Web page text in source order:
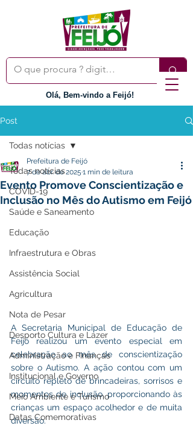
Olá, Bem-vindo a Feijó!
Post
Todas notícias
COVID-19
Saúde e Saneamento
Educação
Infraestrutura e Obras
Assistência Social
Agricultura
Nota de Pesar
Desporto Cultura e Lazer
Administração e Finanças
Institucional e Governo
Meio Ambiente e Turismo
Datas Comemorativas
Todas notícias
Evento Promove Conscientização e
Inclusão no Mês do Autismo em Feijó
Prefeitura de Feijó
7 de abr. de 2025 1 min de leitura
A Secretaria Municipal de Educação de
Feijó realizou um evento especial em
celebração ao mês de conscientização
sobre o Autismo. A ação contou com um
circuito repleto de brincadeiras, sorrisos e
momentos de inclusão, proporcionando às
crianças um espaço acolhedor e de muita
diversão.